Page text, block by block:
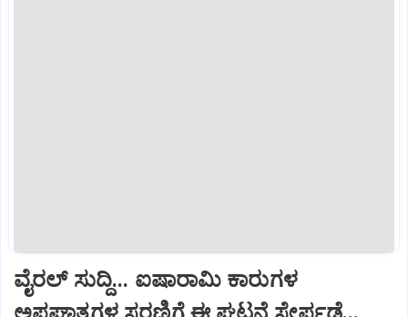
ವೈರಲ್ ಸುದ್ದಿ... ಐಷಾರಾಮಿ ಕಾರುಗಳ